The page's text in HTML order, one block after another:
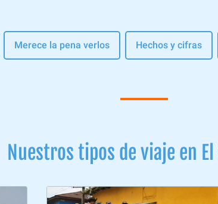
Merece la pena verlos Hechos y cifras
Nuestros tipos de viaje en